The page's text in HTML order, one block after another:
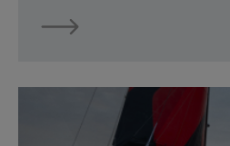
Vendée Arctique : Corentin